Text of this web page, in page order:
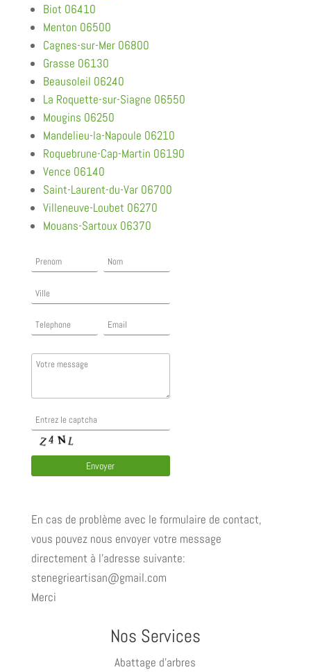
Biot 06410
Menton 06500
Cagnes-sur-Mer 06800
Grasse 06130
Beausoleil 06240
La Roquette-sur-Siagne 06550
Mougins 06250
Mandelieu-la-Napoule 06210
Roquebrune-Cap-Martin 06190
Vence 06140
Saint-Laurent-du-Var 06700
Villeneuve-Loubet 06270
Mouans-Sartoux 06370
En cas de problème avec le formulaire de contact,
vous pouvez nous envoyer votre message
directement à l'adresse suivante:
stenegrieartisan@gmail.com
Merci
Nos Services
Abattage d’arbres